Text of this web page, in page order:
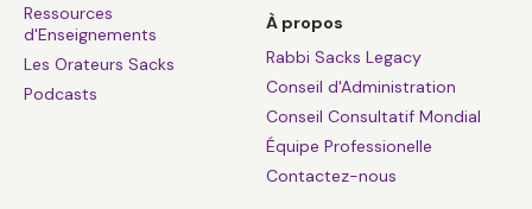
Ressources
d'Enseignements
Les Orateurs Sacks
Podcasts
À propos
Rabbi Sacks Legacy
Conseil d'Administration
Conseil Consultatif Mondial
Équipe Professionelle
Contactez-nous